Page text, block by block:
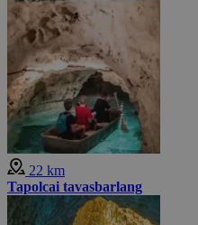
22 km
Tapolcai tavasbarlang